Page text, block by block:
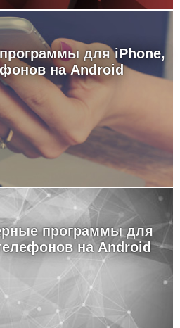
для iPhone,
на Android
программы для
на Android